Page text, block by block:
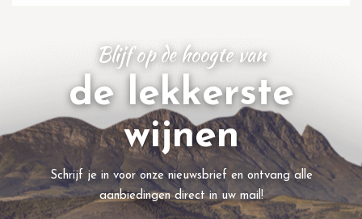
Blijf op de hoogte van
de lekkerste
wijnen
Schrijf je in voor onze nieuwsbrief en ontvang alle
aanbiedingen direct in uw mail!